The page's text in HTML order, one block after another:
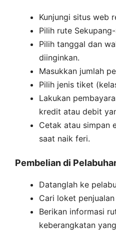
Kunjungi situs web
Pilih rute
Pilih tanggal dan
diinginkan.
Masukkan jumlah
Pilih jenis tiket
Lakukan
kredit atau debit
Cetak atau simpan
saat naik feri.
Pembelian di
Datanglah ke
Cari loket
Berikan informasi
keberangkatan